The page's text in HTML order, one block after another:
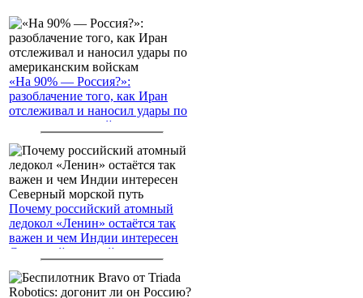
«На 90% — Россия?»:
разоблачение того, как Иран
отслеживал и наносил удары по
американским войскам
Почему российский атомный
ледокол «Ленин» остаётся так
важен и чем Индии интересен
Северный морской путь